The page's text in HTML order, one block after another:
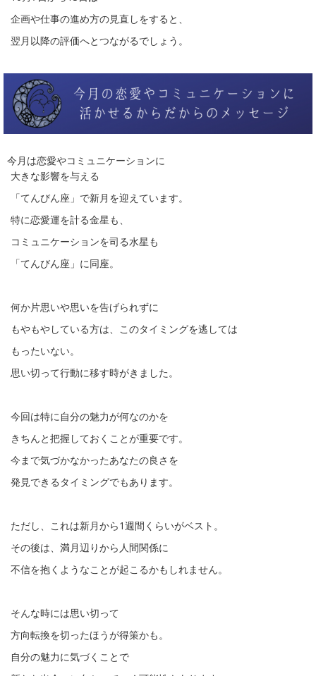
企画や仕事の進め方の見直しをすると、
翌月以降の評価へとつながるでしょう。
今月は恋愛やコミュニケーションに
大きな影響を与える
「てんびん座」で新月を迎えています。
特に恋愛運を計る金星も、
コミュニケーションを司る水星も
「てんびん座」に同座。
何か片思いや思いを告げられずに
もやもやしている方は、このタイミングを逃しては
もったいない。
思い切って行動に移す時がきました。
今回は特に自分の魅力が何なのかを
きちんと把握しておくことが重要です。
今まで気づかなかったあなたの良さを
発見できるタイミングでもあります。
ただし、これは新月から1週間くらいがベスト。
その後は、満月辺りから人間関係に
不信を抱くようなことが起こるかもしれません。
そんな時には思い切って
方向転換を切ったほうが得策かも。
自分の魅力に気づくことで